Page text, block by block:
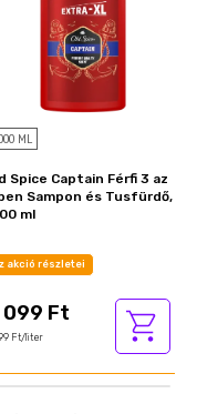
Palmate
ML
Spice Captain Férfi 3 az
Sampon és Tusfürdő,
ml
akció részletei
099 Ft
Ft/liter